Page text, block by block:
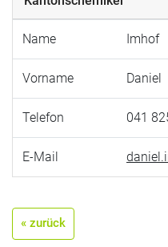
Name Imhof
Vorname Daniel
Telefon 041
E-Mail
« zurück